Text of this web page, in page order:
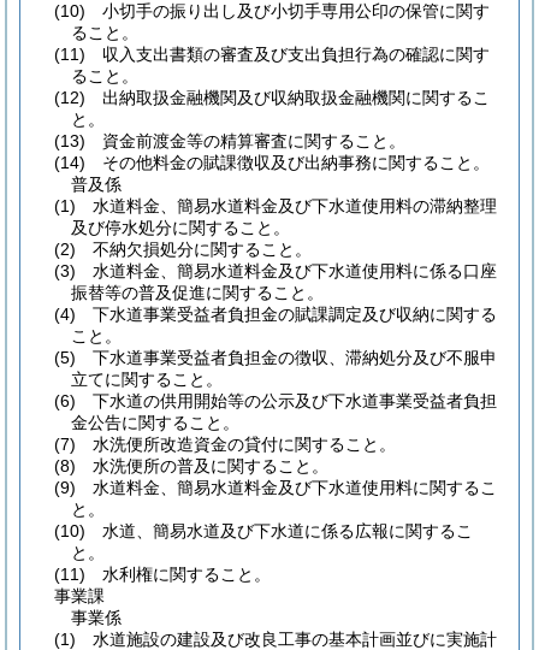
(10) 小切手の振り出し及び小切手専用公印の保管に関す
ること。
(11) 収入支出書類の審査及び支出負担行為の確認に関す
ること。
(12) 出納取扱金融機関及び収納取扱金融機関に関するこ
と。
(13) 資金前渡金等の精算審査に関すること。
(14) その他料金の賦課徴収及び出納事務に関すること。
普及係
(1) 水道料金、簡易水道料金及び下水道使用料の滞納整理
及び停水処分に関すること。
(2) 不納欠損処分に関すること。
(3) 水道料金、簡易水道料金及び下水道使用料に係る口座
振替等の普及促進に関すること。
(4) 下水道事業受益者負担金の賦課調定及び収納に関する
こと。
(5) 下水道事業受益者負担金の徴収、滞納処分及び不服申
立てに関すること。
(6) 下水道の供用開始等の公示及び下水道事業受益者負担
金公告に関すること。
(7) 水洗便所改造資金の貸付に関すること。
(8) 水洗便所の普及に関すること。
(9) 水道料金、簡易水道料金及び下水道使用料に関するこ
と。
(10) 水道、簡易水道及び下水道に係る広報に関するこ
と。
(11) 水利権に関すること。
事業課
事業係
(1) 水道施設の建設及び改良工事の基本計画並びに実施計